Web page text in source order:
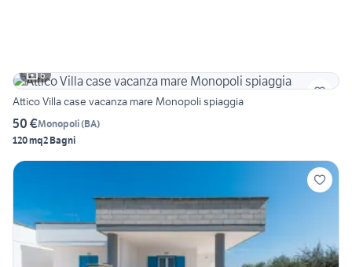
6
Attico Villa case vacanza mare Monopoli spiaggia
50 €Monopoli(BA)
120 mq2 Bagni